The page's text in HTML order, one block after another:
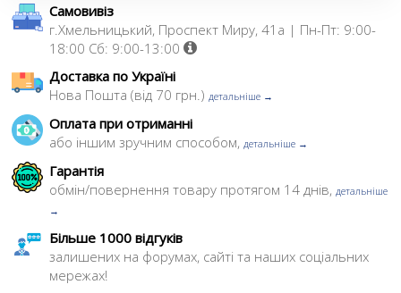
Самовивіз
г.Хмельницький, Проспект Миру, 41а | Пн-Пт: 9:00-
18:00 Сб: 9:00-13:00
Доставка по Україні
Нова Пошта (від 70 грн.) детальніше →
Оплата при отриманні
або іншим зручним способом, детальніше →
Гарантія
обмін/повернення товару протягом 14 днів, детальніше
→
Більше 1000 відгуків
залишених на форумах, сайті та наших соціальних
мережах!